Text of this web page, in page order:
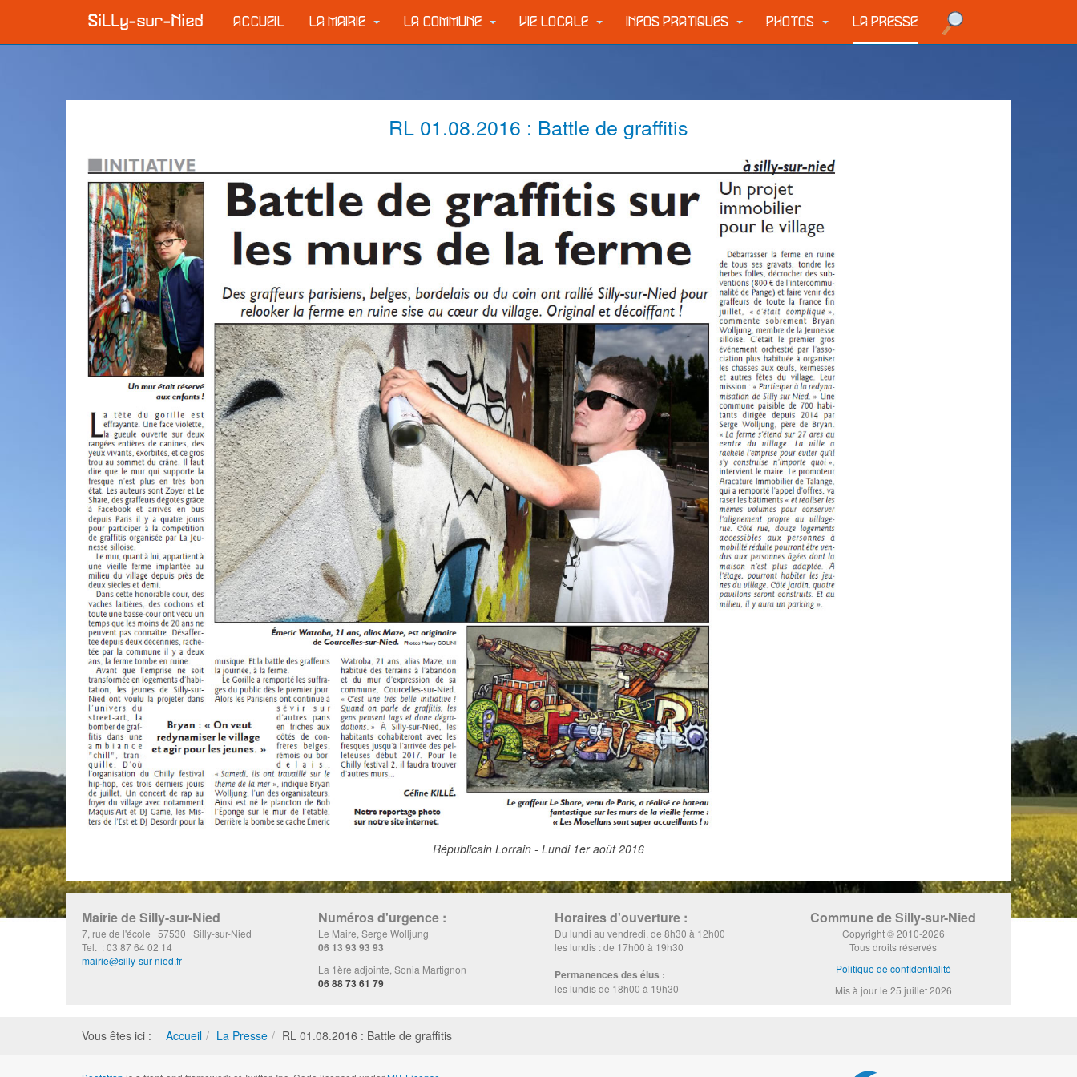
ACCUEIL LA MAIRIE LA COMMUNE VIE LOCALE INFOS PRATIQUES PHOTOS LA PRESSE
RL 01.08.2016 : Battle de graffitis
Républicain Lorrain - Lundi 1er août 2016
Mairie de Silly-sur-Nied
7, rue de l'école 57530 Silly-sur-Nied
Tel. : 03 87 64 02 14
mairie@silly-sur-nied.fr
Numéros d'urgence :
Le Maire, Serge Wolljung
06 13 93 93 93
La 1ère adjointe, Sonia Martignon
06 88 73 61 79
Horaires d'ouverture :
Du lundi au vendredi, de 8h30 à 12h00
les lundis : de 17h00 à 19h30
Permanences des élus :
les lundis de 18h00 à 19h30
Commune de Silly-sur-Nied
Copyright © 2010-2026
Tous droits réservés
Politique de confidentialité
Mis à jour le 25 juillet 2026
Vous êtes ici : Accueil La Presse RL 01.08.2016 : Battle de graffitis